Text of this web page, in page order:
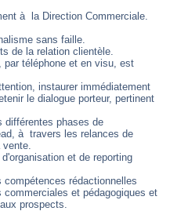
à la Direction Commerciale.
sans faille.
de la relation clientèle.
par téléphone et en visu, est
instaurer immédiatement
le dialogue porteur, pertinent
différentes phases de
à travers les relances de
et de reporting
rédactionnelles
et pédagogiques et
prospects.